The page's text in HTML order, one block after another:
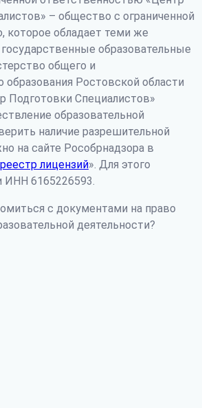
– общество с ограниченной
которое обладает теми же
образовательные
общего и
образования Ростовской области
Подготовки Специалистов»
образовательной
наличие разрешительной
на сайте Рособрнадзора в
лицензий». Для этого
ИНН 6165226593.
с документами на право
деятельности?